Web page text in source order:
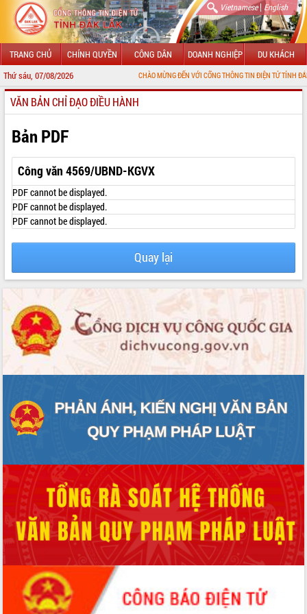
Vietnamese| English
TRANG CHỦ CHÍNH QUYỀN CÔNG DÂN DOANH NGHIỆP DU KHÁCH
Thứ sáu, 07/08/2026 CHÀO MỪNG ĐẾN VỚI CỔNG THÔNG TIN ĐIỆN TỬ TỈNH ĐẮK LẮK
GIỚI THIỆU
LÃNH ĐẠO UBND TỈNH
TIN TỨC SỰ KIỆN
SỞ, BAN, NGÀNH
UBND CÁC XÃ, PHƯỜNG
THÔNG TIN CHỈ ĐẠO ĐIỀU HÀNH
HỆ THỐNG VĂN BẢN
ĐIỂM TIN VĂN BẢN
QUY HOẠCH - KẾ HOẠCH
VĂN BẢN CHỈ ĐẠO ĐIỀU HÀNH
Bản PDF
Công văn 4569/UBND-KGVX
PDF cannot be displayed.
PDF cannot be displayed.
PDF cannot be displayed.
Quay lại